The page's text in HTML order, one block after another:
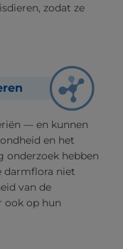
zodat ze
— en kunnen
en het
onderzoek hebben
darmflora niet
van de
ook op hun